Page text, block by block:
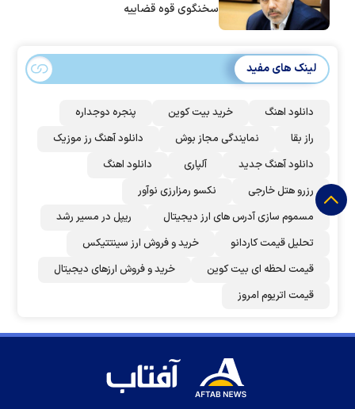
سخنگوی قوه قضاییه
لینک های مفید
دانلود اهنگ خرید بیت کوین
پنجره دوجداره
راز بقا
نمایندگی مجاز بوش
دانلود آهنگ رز‌ موزیک
دانلود آهنگ جدید
آلپاری
دانلود اهنگ
رزرو هتل خارجی
نکسو رمزارزی نوآور
مسموم سازی آدرس های ارز دیجیتال
ریپل در مسیر رشد
تحلیل قیمت کاردانو
خرید و فروش ارز سینتتیکس
قیمت لحظه ای بیت کوین
خرید و فروش ارزهای دیجیتال
قیمت اتریوم امروز